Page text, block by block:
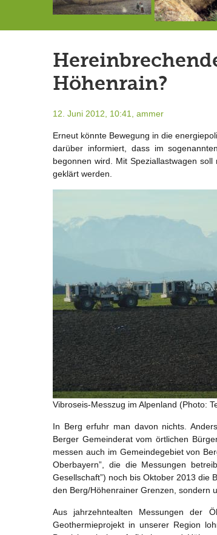
Die letzte Sitzung des Gemeinderates vor der Sommerpause
Höhenrain?
12. Juni 2012, 10:41, ammer
Erneut könnte Bewegung in die
darüber informiert, dass im
begonnen wird. Mit Speziallastwagen
geklärt werden.
Vibroseis-Messzug im Alpenland (Photo:
In Berg erfuhr man davon nichts.
Berger Gemeinderat vom örtlichen
messen auch im Gemeindegebiet von
Oberbayern”, die die Messungen
Gesellschaft”) noch bis Oktober 2013 die
den Berg/Höhenrainer Grenzen, sondern
Aus jahrzehntealten Messungen der
Geothermieprojekt in unserer Region